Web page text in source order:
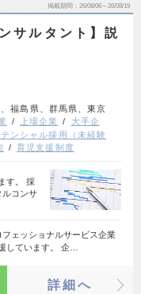
掲載期間 26/08/06～26/08/19
サルタント】説
福島県、群馬県、東京
上場企業
大手企
テンシャル採用（未経験
育児支援制度
す。 採
ルコンサ
ェッショナルサービス企業
しています。 企…
詳細へ